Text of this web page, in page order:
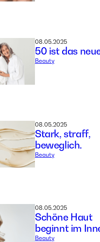
08.05.2025
50 ist das
Beauty
08.05.2025
Stark, straff,
beweglich.
Beauty
08.05.2025
Schöne Haut
beginnt im
Beauty